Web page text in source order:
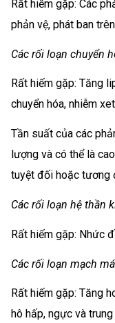
Rất hiếm gặp: Các
phản vệ, phát ban
Các rối loạn chuyển
Rất hiếm gặp: Tăng
chuyển hóa, nhiễm
Tần suất của các
lượng và có thể là
tuyệt đối hoặc tương
Các rối loạn hệ thần
Rất hiếm gặp: Nhức
Các rối loạn mạch
Rất hiếm gặp: Tăng
hô hấp, ngực và